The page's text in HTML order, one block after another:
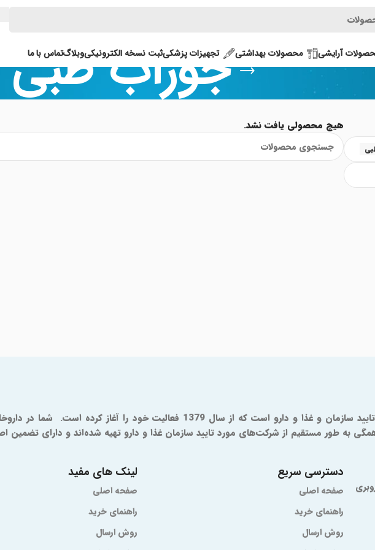
آرایشی محصولات بهداشتی تجهیزات پزشکیثبت نسخه الکترونیکیوبلاگتماس با ما
جوراب طبی
هیچ محصولی یافت نشد.
به طور مستقیم از شرکت‌های مورد تایید سازمان غذا و دارو تهیه شده‌اند و دارای تضمین
دسترسی سریع
صفحه اصلی
راهنمای خرید
روش ارسال
لینک های مفید
صفحه اصلی
راهنمای خرید
روش ارسال